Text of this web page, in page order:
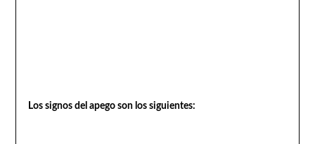
Los signos del apego son los siguientes: